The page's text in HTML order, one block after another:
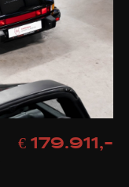
€ 179.911,-